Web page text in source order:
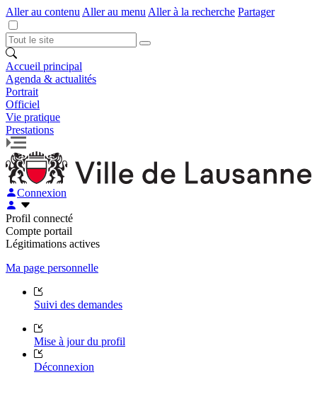
Aller au contenu Aller au menu Aller à la recherche Partager
Accueil principal
Agenda & actualités
Portrait
Officiel
Vie pratique
Prestations
Connexion
Profil connecté
Compte portail
Légitimations actives
Ma page personnelle
Suivi des demandes
Mise à jour du profil
Déconnexion